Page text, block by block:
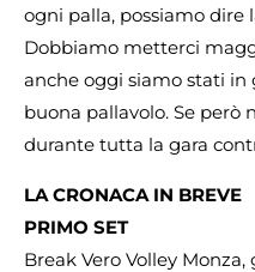
ogni palla, possiamo dire
Dobbiamo metterci
anche oggi siamo stati in
buona pallavolo. Se però
durante tutta la gara
LA CRONACA IN BREVE
PRIMO SET
Break Vero Volley Monza,